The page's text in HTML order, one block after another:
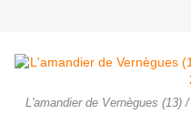
L'amandier de Vernègues (13)